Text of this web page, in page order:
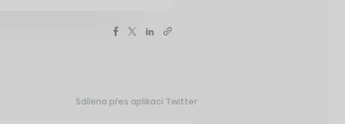
Sdíleno přes aplikaci Twitter